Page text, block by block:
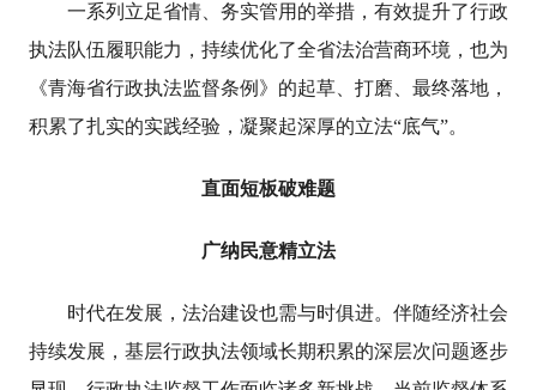
一系列立足省情、务实管用的举措，有效提升了行政
执法队伍履职能力，持续优化了全省法治营商环境，也为
《青海省行政执法监督条例》的起草、打磨、最终落地，
积累了扎实的实践经验，凝聚起深厚的立法“底气”。
直面短板破难题
广纳民意精立法
时代在发展，法治建设也需与时俱进。伴随经济社会
持续发展，基层行政执法领域长期积累的深层次问题逐步